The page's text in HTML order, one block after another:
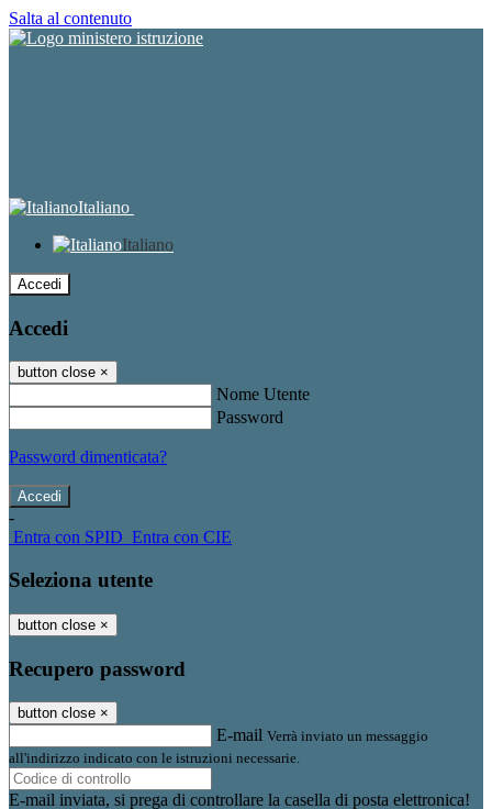
Salta al contenuto
Italiano
Italiano
Accedi
Accedi
button close ×
Nome Utente
Password
Password dimenticata?
-
Entra con SPID Entra con CIE
Seleziona utente
button close ×
Recupero password
button close ×
E-mail Verrà inviato un messaggio
all'indirizzo indicato con le istruzioni necessarie.
E-mail inviata, si prega di controllare la casella di posta elettronica!